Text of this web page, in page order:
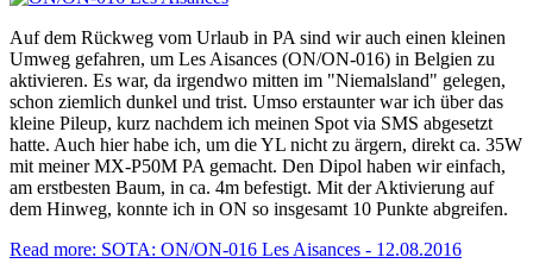
Auf dem Rückweg vom Urlaub in PA sind wir auch einen kleinen
Umweg gefahren, um Les Aisances (ON/ON-016) in Belgien zu
aktivieren. Es war, da irgendwo mitten im "Niemalsland" gelegen,
schon ziemlich dunkel und trist. Umso erstaunter war ich über das
kleine Pileup, kurz nachdem ich meinen Spot via SMS abgesetzt
hatte. Auch hier habe ich, um die YL nicht zu ärgern, direkt ca. 35W
mit meiner MX-P50M PA gemacht. Den Dipol haben wir einfach,
am erstbesten Baum, in ca. 4m befestigt. Mit der Aktivierung auf
dem Hinweg, konnte ich in ON so insgesamt 10 Punkte abgreifen.
Read more: SOTA: ON/ON-016 Les Aisances - 12.08.2016